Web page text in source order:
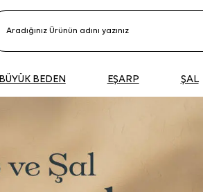
BÜYÜK BEDEN EŞARP ŞAL